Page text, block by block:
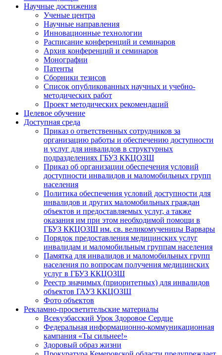
Научные достижения
Ученые центра
Научные направления
Инновационные технологии
Расписание конференций и семинаров
Архив конференций и семинаров
Монографии
Патенты
Сборники тезисов
Список опубликованных научных и учебно-
методических работ
Проект методических рекомендаций
Целевое обучение
Доступная среда
Приказ о ответственных сотрудников за
организацию работы и обеспечению доступности
и услуг для инвалидов в структурных
подразделениях ГБУЗ ККЦОЗШ
Приказ об организации обеспечения условий
доступности инвалидов и маломобильных групп
населения
Политика обеспечения условий доступности для
инвалидов и других маломобильных граждан
объектов и предоставляемых услуг, а также
оказания им при этом необходимой помощи в
ГБУЗ ККЦОЗШ им. св. великомученицы Варвары
Порядок предоставления медицинских услуг
инвалидам и маломобильным группам населения
Памятка для инвалидов и маломобильных групп
населения по вопросам получения медицинских
услуг в ГБУЗ ККЦОЗШ
Реестр значимых (приоритетных) для инвалидов
объектов ГАУЗ ККЦОЗШ
Фото объектов
Рекламно-просветительские материалы
Всекузбасский Урок Здоровое Сердце
Федеральная информационно-коммуникационная
кампания «Ты сильнее!»
Здоровый образ жизни